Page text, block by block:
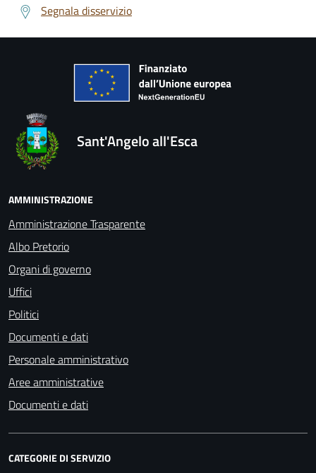
Segnala disservizio
Sant'Angelo all'Esca
AMMINISTRAZIONE
Amministrazione Trasparente
Albo Pretorio
Organi di governo
Uffici
Politici
Documenti e dati
Personale amministrativo
Aree amministrative
Documenti e dati
CATEGORIE DI SERVIZIO